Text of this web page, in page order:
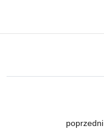
poprzedni